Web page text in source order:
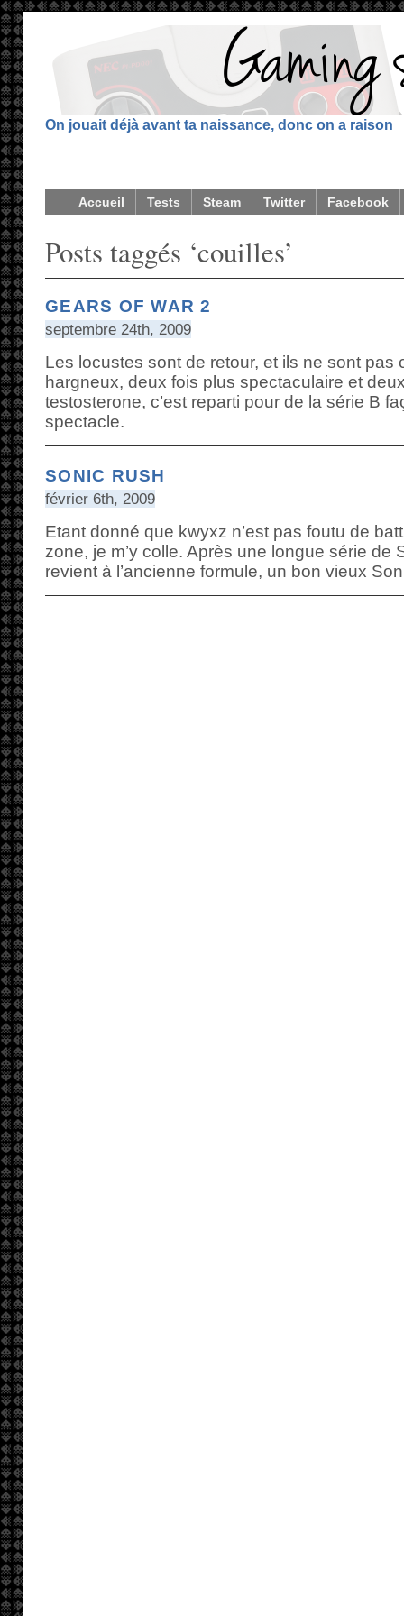
On jouait déjà avant ta naissance, donc on a raison
Accueil Tests Steam Twitter Facebook
Posts taggés ‘couilles’
GEARS OF WAR 2
septembre 24th, 2009
Les locustes sont de retour, et ils ne sont pas
hargneux, deux fois plus spectaculaire et
testosterone, c’est reparti pour de la série B
spectacle.
SONIC RUSH
février 6th, 2009
Etant donné que kwyxz n’est pas foutu de
zone, je m’y colle. Après une longue série de
revient à l’ancienne formule, un bon vieux